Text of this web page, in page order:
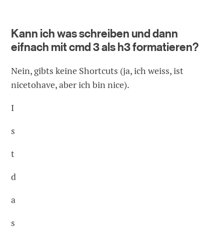
Kann ich was schreiben und dann
eifnach mit cmd 3 als h3 formatieren?
Nein, gibts keine Shortcuts (ja, ich weiss, ist
nicetohave, aber ich bin nice).
I
s
t
d
a
s